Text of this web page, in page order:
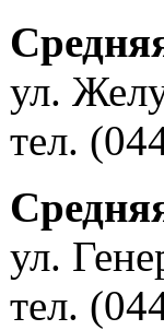
ул.
тел.
ул.
тел.